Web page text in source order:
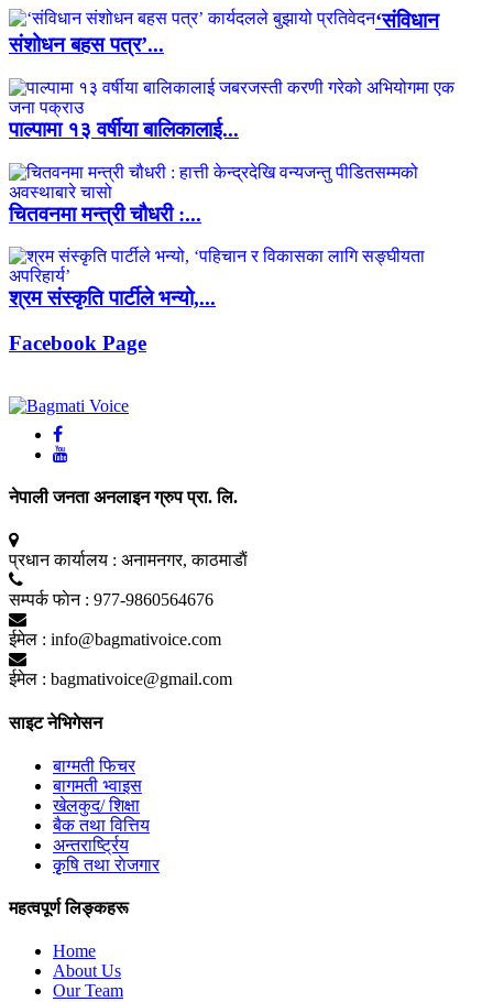
‘संविधान
संशोधन बहस पत्र’...
पाल्पामा १३ वर्षीया बालिकालाई...
चितवनमा मन्त्री चौधरी :...
श्रम संस्कृति पार्टीले भन्यो,...
Facebook Page
नेपाली जनता अनलाइन ग्रुप प्रा. लि.
प्रधान कार्यालय : अनामनगर, काठमाडाैं
सम्पर्क फाेन : 977-9860564676
ईमेल : info@bagmativoice.com
ईमेल : bagmativoice@gmail.com
साइट नेभिगेसन
बाग्मती फिचर
बागमती भ्वाइस
खेलकुद/ शिक्षा
बैक तथा वित्तिय
अन्तरार्ष्ट्रिय
कृृषि तथा राेजगार
महत्वपूर्ण लिङ्कहरू
Home
About Us
Our Team